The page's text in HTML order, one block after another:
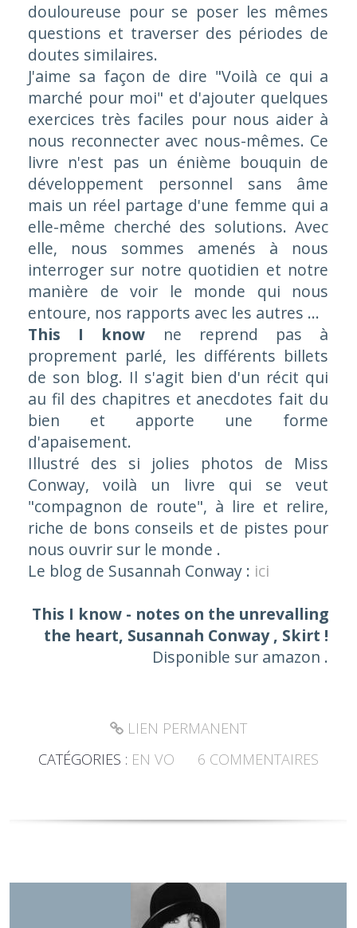
douloureuse pour se poser les mêmes
questions et traverser des périodes de
doutes similaires.
J'aime sa façon de dire "Voilà ce qui a
marché pour moi" et d'ajouter quelques
exercices très faciles pour nous aider à
nous reconnecter avec nous-mêmes. Ce
livre n'est pas un énième bouquin de
développement personnel sans âme
mais un réel partage d'une femme qui a
elle-même cherché des solutions. Avec
elle, nous sommes amenés à nous
interroger sur notre quotidien et notre
manière de voir le monde qui nous
entoure, nos rapports avec les autres ...
This I know ne reprend pas à
proprement parlé, les différents billets
de son blog. Il s'agit bien d'un récit qui
au fil des chapitres et anecdotes fait du
bien et apporte une forme
d'apaisement.
Illustré des si jolies photos de Miss
Conway, voilà un livre qui se veut
"compagnon de route", à lire et relire,
riche de bons conseils et de pistes pour
nous ouvrir sur le monde .
Le blog de Susannah Conway : ici
This I know - notes on the unrevalling
the heart, Susannah Conway , Skirt !
Disponible sur amazon .
LIEN PERMANENT
CATÉGORIES : EN VO 6 COMMENTAIRES